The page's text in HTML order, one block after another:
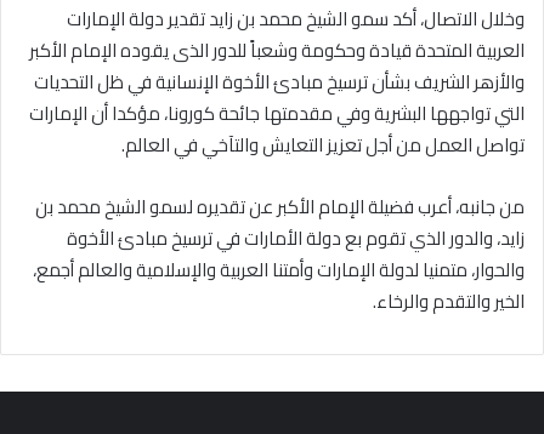
وخلال الاتصال، أكد سمو الشيخ محمد بن زايد تقدير دولة الإمارات
العربية المتحدة قيادة وحكومة وشعباً للدور الذى يقوده الإمام الأكبر
والأزهر الشريف بشأن ترسيخ مبادئ الأخوة الإنسانية في ظل التحديات
التي تواجهها البشرية وفي مقدمتها جائحة كورونا، مؤكدا أن الإمارات
تواصل العمل من أجل تعزيز التعايش والتآخي في العالم.
من جانبه، أعرب فضيلة الإمام الأكبر عن تقديره لسمو الشيخ محمد بن
زايد، والدور الذي تقوم بع دولة الأمارات في ترسيخ مبادئ الأخوة
والحوار، متمنيا لدولة الإمارات وأمتنا العربية والإسلامية والعالم أجمع،
الخير والتقدم والرخاء.